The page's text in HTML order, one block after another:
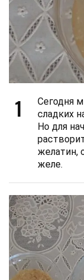
1
Сегодня
сладких
Но для
желатин,
желе.